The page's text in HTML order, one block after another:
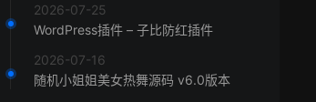
2026-07-25
WordPress插件 – 子比防红插件
2026-07-16
随机小姐姐美女热舞源码 v6.0版本